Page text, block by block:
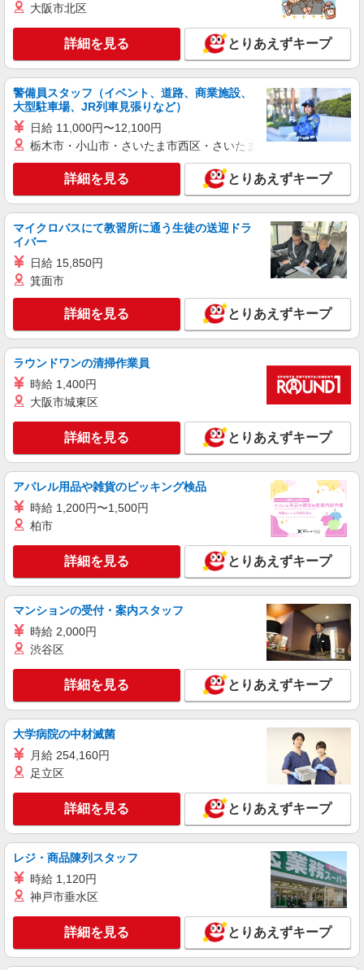
≪携帯販売｜家電量販店のソフトバンクコーナ
ー≫
時給1500円 ◆交通費規定支給
千葉県千葉市中央区富士見
キープ 詳細を見る
派遣社員
株式会社日本パーソナルビジネス 首都圏支社（T11_109）
≪携帯販売｜家電量販店のauコーナー≫
時給1700円〜1800円 ◆交通費規定支給◆直雇
用へ切替後：月給286,200円＋交通費
千葉県千葉市中央区富士見
キープ 詳細を見る
株式会社日本パーソナルビジネス 首都圏支社（T11_597）
≪携帯販売｜家電量販店のワイモバイルコーナ
ー≫
キープ 詳細を見る
正社員
株式会社ケーズホールディングス
接客スタッフ(総合職)
大卒：基本給 260,000円 短大・専門卒：基本
は2026年4月実績。 ※経験・年齢などを考慮し、
加給・優遇いたします。 ・各種手当 役職、通勤、
時間外、家族、目標達成、資格 等
店舗名：ハーバーシティ蘇我店 住所：千葉県
千葉市中央区川崎町1-16 ※入社時の人員状況によ
す。 ※入社数年後は、関東全域（茨城県、東京
都、千葉県、埼玉県、神奈川県、栃木県、群馬
県）及び山梨県内での転居を伴う転勤がありま
キープ 詳細を見る
派遣社員
株式会社日本パーソナルビジネス 首都圏支社（T11_1349）
≪携帯販売｜大型スマホショップのソフトバン
クコーナー≫
時給1500円 ◆交通費規定支給
詳細を見る
株式会社ケーズホールディングス
【2027年新卒採用】接客・販売スタッフ
【大卒】 基本給 260,000円 【短
大・専門卒】 基本給 240,000円 ※上記は2026
族、目標達成、資格 等
※平
均年収570万円 ※平均勤続年数17年以上
店舗名：ハーバーシティ蘇我店 住所：千葉県
千葉市中央区川崎町1-16 ※入社後は必ず、通勤圏
内の店舗へ配属 ※入社時の人員状況により、近隣
の他店舗へ配属される可能性がございます。 ※入
社数年後は、関東全域（茨城県、東京都、千葉
キープ 詳細を見る
大阪市北区
詳細を見る とりあえずキープ
警備員スタッフ（イベント、道路、商業施設、
大型駐車場、JR列車見張りなど）
日給 11,000円〜12,100円
栃木市・小山市・さいたま市西区・さいたま市岩槻区・久喜市・
詳細を見る とりあえずキープ
マイクロバスにて教習所に通う生徒の送迎ドラ
イバー
日給 15,850円
箕面市
詳細を見る とりあえずキープ
ラウンドワンの清掃作業員
時給 1,400円
大阪市城東区
詳細を見る とりあえずキープ
アパレル用品や雑貨のピッキング検品
時給 1,200円〜1,500円
柏市
詳細を見る とりあえずキープ
マンションの受付・案内スタッフ
時給 2,000円
渋谷区
詳細を見る とりあえずキープ
大学病院の中材滅菌
月給 254,160円
足立区
詳細を見る とりあえずキープ
レジ・商品陳列スタッフ
時給 1,120円
神戸市垂水区
詳細を見る とりあえずキープ